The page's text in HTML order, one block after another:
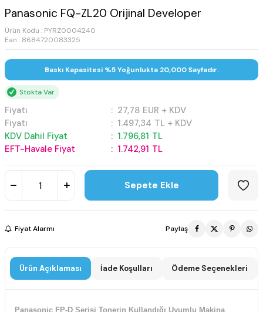
Panasonic FQ-ZL20 Orijinal Developer
Ürün Kodu : PYRZ0004240
Ean : 8684720083325
Baskı Kapasitesi %5 Yoğunlukta 20,000 Sayfadır.
Stokta Var
Fiyatı : 27,78 EUR + KDV
Fiyatı
: 1.497,34 TL + KDV
KDV Dahil Fiyat
: 1.796,81 TL
EFT-Havale Fiyat
: 1.742,91 TL
Sepete Ekle
Fiyat Alarmı Paylaş
Ürün Açıklaması İade Koşulları Ödeme Seçenekleri
Panasonic FP-D Serisi Tonerin Kullandığı Uyumlu Makina